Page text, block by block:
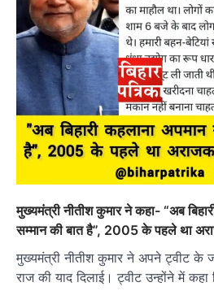
मुख्यमंत्री नीतीश कुमार ने कहा- “अब
सम्मान की बात है”, 2005 के पहले था
मुख्यमंत्री नीतीश कुमार ने अपने ट्वीट के
राज की याद दिलाई। ट्वीट उन्होंने में